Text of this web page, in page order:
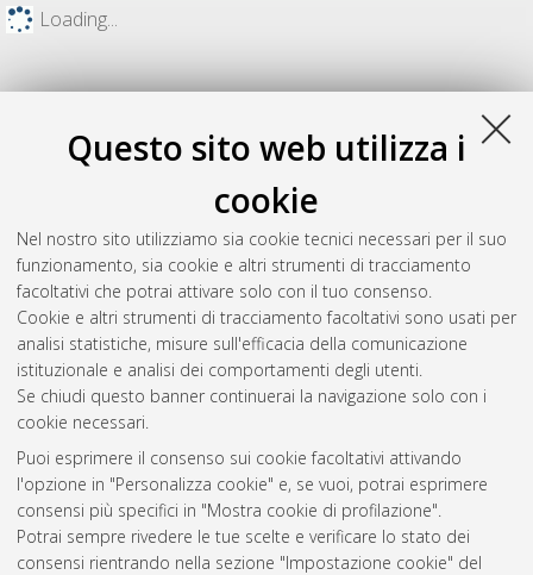
Questo sito web utilizza i
cookie
Nel nostro sito utilizziamo sia cookie tecnici necessari per il suo
funzionamento, sia cookie e altri strumenti di tracciamento
facoltativi che potrai attivare solo con il tuo consenso.
Cookie e altri strumenti di tracciamento facoltativi sono usati per
analisi statistiche, misure sull'efficacia della comunicazione
istituzionale e analisi dei comportamenti degli utenti.
Se chiudi questo banner continuerai la navigazione solo con i
cookie necessari.
Puoi esprimere il consenso sui cookie facoltativi attivando
l'opzione in "Personalizza cookie" e, se vuoi, potrai esprimere
consensi più specifici in "Mostra cookie di profilazione".
Potrai sempre rivedere le tue scelte e verificare lo stato dei
consensi rientrando nella sezione "Impostazione cookie" del
Loading...
Gestione del documento:
Atom
Rss 1.0
Rss 2.0